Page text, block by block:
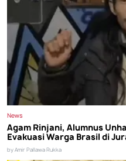
News
Agam Rinjani, Alumnus
Evakuasi Warga Brasil di
by Amir Pallawa Rukka